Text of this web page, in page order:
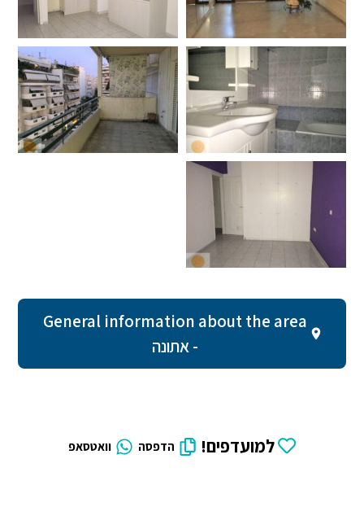
General information about the area
- אתונה
למועדפים! הדפסה וואטסאפ